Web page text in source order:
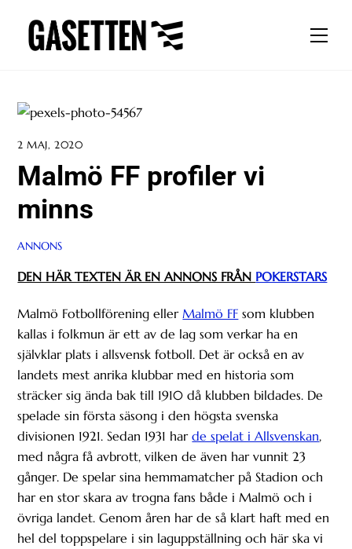
content
2 MAJ, 2020
Malmö FF profiler vi
minns
ANNONS
DEN HÄR TEXTEN ÄR EN ANNONS FRÅN POKERSTARS
Malmö Fotbollförening eller Malmö FF som klubben
kallas i folkmun är ett av de lag som verkar ha en
självklar plats i allsvensk fotboll. Det är också en av
landets mest anrika klubbar med en historia som
sträcker sig ända bak till 1910 då klubben bildades. De
spelade sin första säsong i den högsta svenska
divisionen 1921. Sedan 1931 harde spelat i Allsvenskan,
med några få avbrott, vilken de även har vunnit 23
gånger. De spelar sina hemmamatcher på Stadion och
har en stor skara av trogna fans både i Malmö och i
övriga landet. Genom åren har de så klart haft med en
hel del toppspelare i sin laguppställning och här ska vi